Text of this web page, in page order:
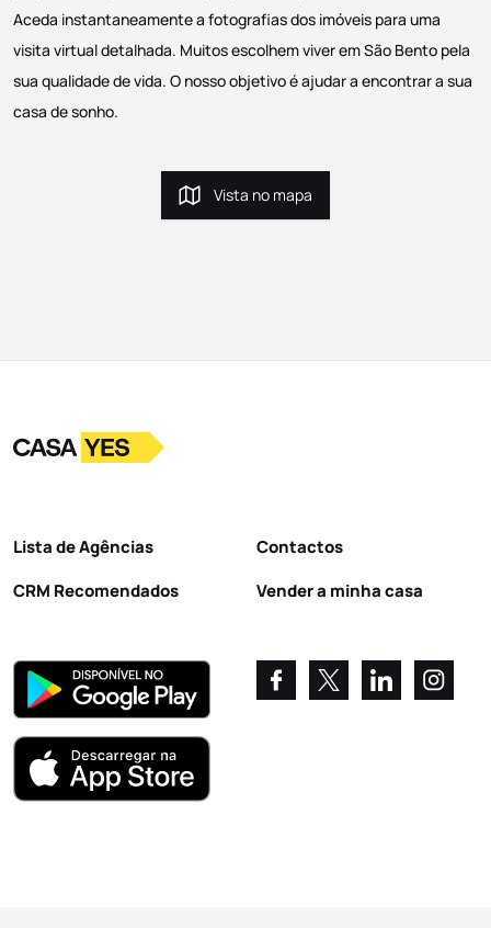
Aceda instantaneamente a fotografias dos imóveis para uma
visita virtual detalhada. Muitos escolhem viver em São Bento pela
sua qualidade de vida. O nosso objetivo é ajudar a encontrar a sua
casa de sonho.
Vista no mapa
Vista no mapa
LogoIr para a homepage
Lista de Agências
CRM Recomendados
Contactos
Vender a minha casa